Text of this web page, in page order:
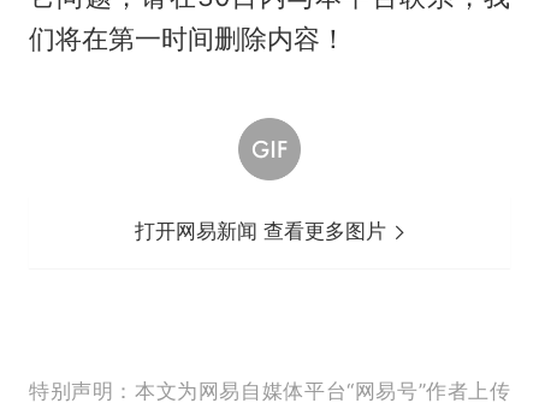
们将在第一时间删除内容！
打开网易新闻 查看更多图片
特别声明：本文为网易自媒体平台“网易号”作者上传